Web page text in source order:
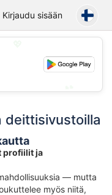
Kirjaudu sisään
deittisivustoilla
profiilit ja
— mutta
myös niitä,